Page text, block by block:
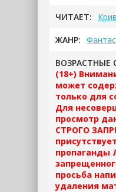
ЧИТАЕТ:
ЖАНР:
ВОЗРАСТНЫЕ
(18+)
может
только для
Для
просмотр
СТРОГО
пропаганды
просьба
удаления